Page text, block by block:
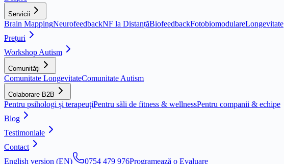
Servicii
Brain MappingNeurofeedbackNF la DistanțăBiofeedbackFotobiomodulareLongevitate
Prețuri
Workshop Autism
Comunități
Comunitate LongevitateComunitate Autism
Colaborare B2B
Pentru psihologi și terapeuțiPentru săli de fitness & wellnessPentru companii & echipe
Blog
Testimoniale
Contact
English version (EN)
0754 479 976Programează o Evaluare